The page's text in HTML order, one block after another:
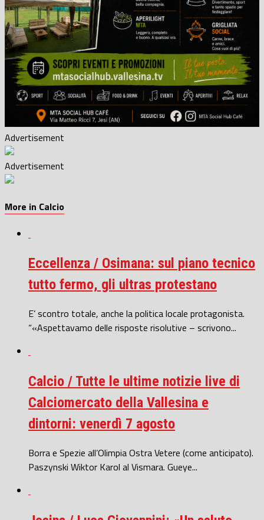
Advertisement
Advertisement
More in Calcio
Eccellenza / Osimana: sul piano tecnico
tutto fermo, gli ultras protestano
E’ scontro totale, anche la politica locale protagonista.
“«Aspettavamo delle risposte risolutive – scrivono...
Calcio / Tutte le ultime notizie live di
Calciomercato della Vallesina e
dintorni: venerdì 7 agosto
Borra e Spezie all’Olimpia Ostra Vetere (come anticipato).
Paszynski Wiktor Karol al Vismara. Gueye...